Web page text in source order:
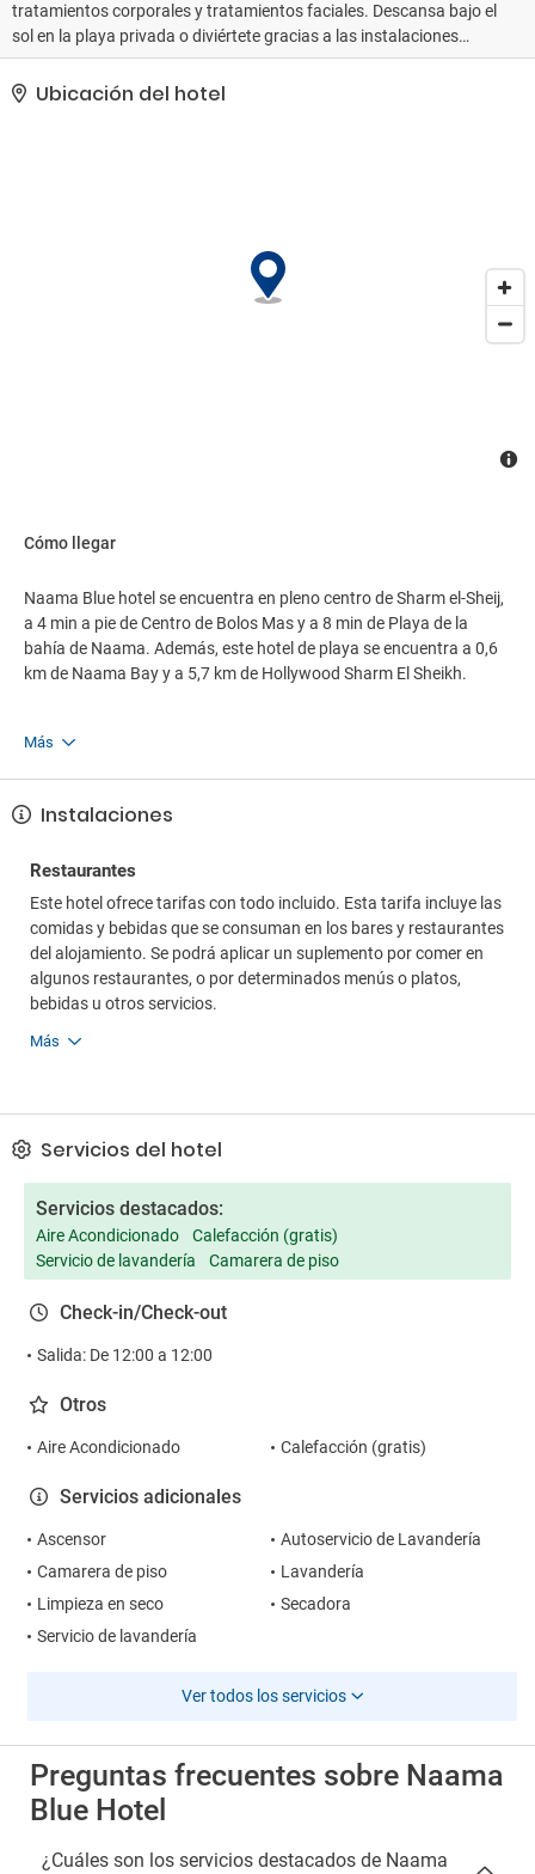
tratamientos corporales y tratamientos faciales. Descansa bajo el
sol en la playa privada o diviértete gracias a las instalaciones
disponibles, que incluyen una piscina al aire libre y sauna.
Encontrarás también conexión a Internet wifi gratis, servicios de
Ubicación del hotel
Cómo llegar
Naama Blue hotel se encuentra en pleno centro de Sharm el-Sheij,
a 4 min a pie de Centro de Bolos Mas y a 8 min de Playa de la
bahía de Naama. Además, este hotel de playa se encuentra a 0,6
km de Naama Bay y a 5,7 km de Hollywood Sharm El Sheikh.
Más
Instalaciones
Restaurantes
Este hotel ofrece tarifas con todo incluido. Esta tarifa incluye las
comidas y bebidas que se consuman en los bares y restaurantes
del alojamiento. Se podrá aplicar un suplemento por comer en
algunos restaurantes, o por determinados menús o platos,
bebidas u otros servicios.
Más
Servicios del hotel
Servicios destacados:
Aire Acondicionado
Calefacción (gratis)
Servicio de lavandería
Camarera de piso
Check-in/Check-out
Salida: De 12:00 a 12:00
Otros
Aire Acondicionado Calefacción (gratis)
Servicios adicionales
Ascensor
Autoservicio de Lavandería
Camarera de piso
Lavandería
Limpieza en seco
Secadora
Servicio de lavandería
Ver todos los servicios
Preguntas frecuentes sobre Naama
Blue Hotel
¿Cuáles son los servicios destacados de Naama